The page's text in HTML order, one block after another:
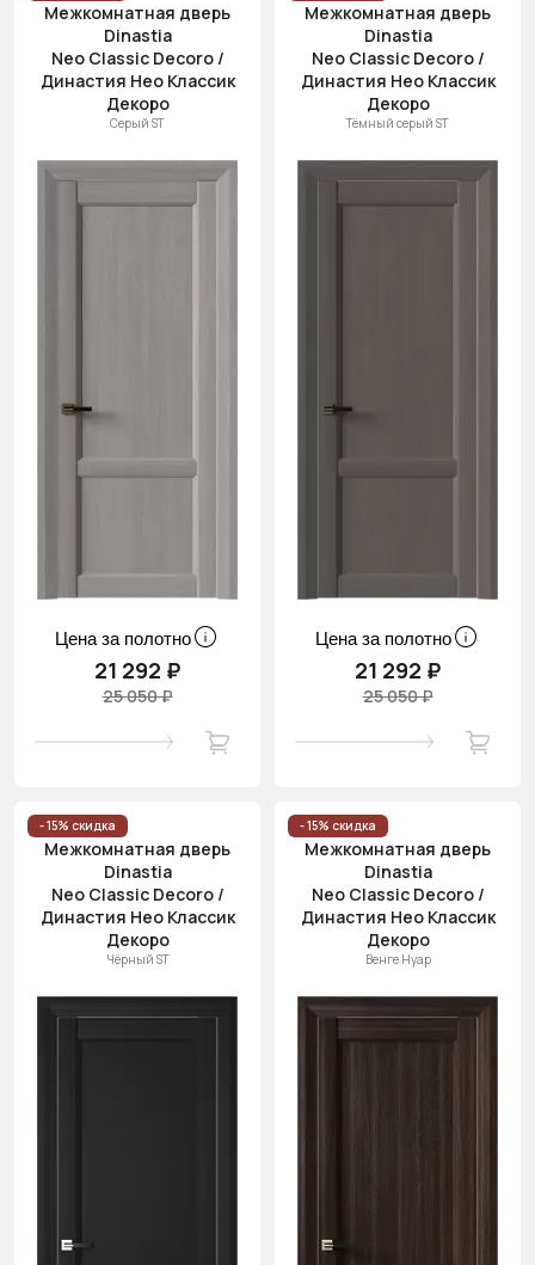
Межкомнатная дверь
Dinastia
Neo Classic Decoro /
Династия Нео Классик
Декоро
Серый ST
Цена за полотно
21 292 ₽
25 050 ₽
Межкомнатная дверь
Dinastia
Neo Classic Decoro /
Династия Нео Классик
Декоро
Тёмный серый ST
Цена за полотно
21 292 ₽
25 050 ₽
- 15% скидка
Межкомнатная дверь
Dinastia
Neo Classic Decoro /
Династия Нео Классик
Декоро
Чёрный ST
- 15% скидка
Межкомнатная дверь
Dinastia
Neo Classic Decoro /
Династия Нео Классик
Декоро
Венге Нуар